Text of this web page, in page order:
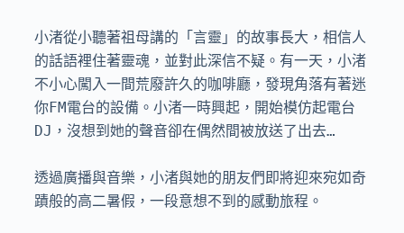
小渚從小聽著祖母講的「言靈」的故事長大，相信人
的話語裡住著靈魂，並對此深信不疑。有一天，小渚
不小心闖入一間荒廢許久的咖啡廳，發現角落有著迷
你FM電台的設備。小渚一時興起，開始模仿起電台
DJ，沒想到她的聲音卻在偶然間被放送了出去…
透過廣播與音樂，小渚與她的朋友們即將迎來宛如奇
蹟般的高二暑假，一段意想不到的感動旅程。